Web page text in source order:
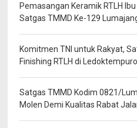
Pemasangan Keramik RTLH
Satgas TMMD Ke-129
Komitmen TNI untuk Rakyat,
Finishing RTLH di Ledoktempuro
Satgas TMMD Kodim 0821/
Molen Demi Kualitas Rabat